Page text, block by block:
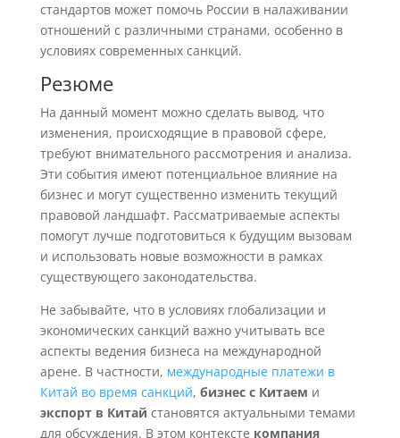
стандартов может помочь России в налаживании
отношений с различными странами, особенно в
условиях современных санкций.
Резюме
На данный момент можно сделать вывод, что
изменения, происходящие в правовой сфере,
требуют внимательного рассмотрения и анализа.
Эти события имеют потенциальное влияние на
бизнес и могут существенно изменить текущий
правовой ландшафт. Рассматриваемые аспекты
помогут лучше подготовиться к будущим вызовам
и использовать новые возможности в рамках
существующего законодательства.
Не забывайте, что в условиях глобализации и
экономических санкций важно учитывать все
аспекты ведения бизнеса на международной
арене. В частности, международные платежи в
Китай во время санкций, бизнес с Китаем и
экспорт в Китай становятся актуальными темами
для обсуждения. В этом контексте компания